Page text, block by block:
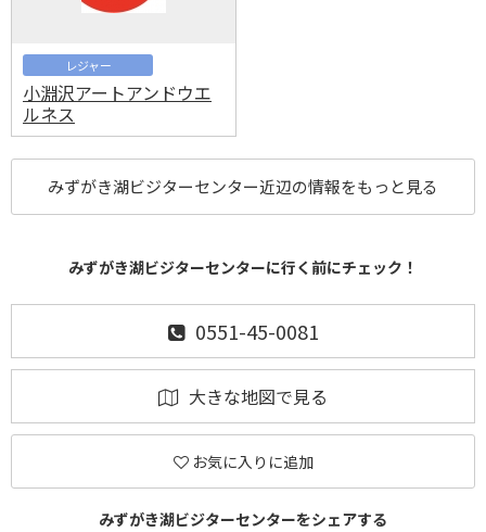
レジャー
小淵沢アートアンドウエ
ルネス
みずがき湖ビジターセンター近辺の情報をもっと見る
みずがき湖ビジターセンターに行く前にチェック！
0551-45-0081
大きな地図で見る
お気に入りに追加
みずがき湖ビジターセンターをシェアする